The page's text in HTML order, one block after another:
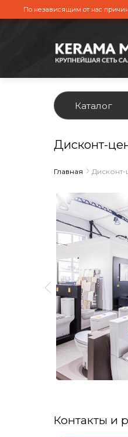
По независящим от нас
Каталог
Дисконт-
Главная Дисконт-
Контакты и